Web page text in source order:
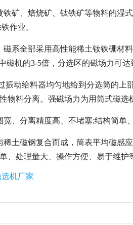
矿、焙烧矿、钛铁矿等物料的湿
作业。
系全部采用高性能稀土钕铁硼材
机的3-5倍，分选区的磁场力可达
振动给料器均匀地给到分选筒的
料分离。强磁场力为用筒式磁选
、分离精度高、不堵塞;结构简单
土磁钢复合而成，筒表平均磁感
、处理量大、操作方便、易于维护
机厂家